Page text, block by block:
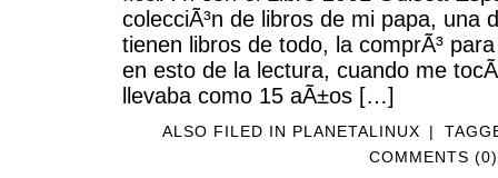
colecciÃ³n de libros de mi papa, una
tienen libros de todo, la comprÃ³
en esto de la lectura, cuando me
llevaba como 15 aÃ±os […]
ALSO FILED IN PLANETALINUX |
COMMENTS (0)